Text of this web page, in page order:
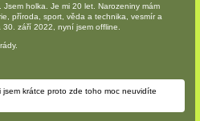
. Jsem holka. Je mi 20 let. Narozeniny mám
příroda, sport, věda a technika, vesmír a
září 2022, nyní jsem offline.
krátce proto zde toho moc neuvidíte